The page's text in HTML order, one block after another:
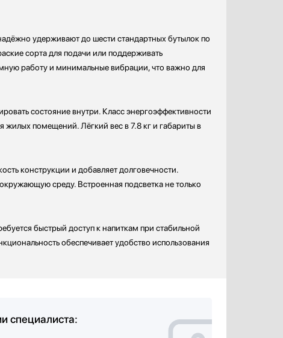
удерживают до шести стандартных бутылок по
сорта для подачи или поддерживать
работу и минимальные вибрации, что важно для
состояние внутри. Класс энергоэффективности
помещений. Лёгкий вес в 7.8 кг и габариты в
конструкции и добавляет долговечности.
среду. Встроенная подсветка не только
быстрый доступ к напиткам при стабильной
обеспечивает удобство использования
специалиста: